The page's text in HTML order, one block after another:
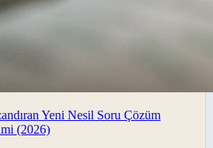
Yeni Nesil Soru Çözüm
(2026)